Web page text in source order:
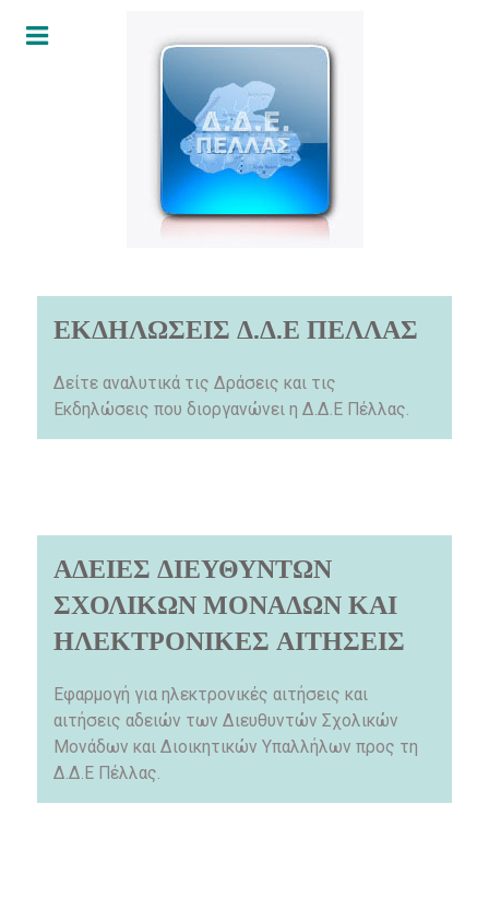
ΕΚΔΗΛΩΣΕΙΣ Δ.Δ.Ε ΠΕΛΛΑΣ
Δείτε αναλυτικά τις Δράσεις και τις
Εκδηλώσεις που διοργανώνει η Δ.Δ.Ε Πέλλας.
ΑΔΕΙΕΣ ΔΙΕΥΘΥΝΤΩΝ
ΣΧΟΛΙΚΩΝ ΜΟΝΑΔΩΝ ΚΑΙ
ΗΛΕΚΤΡΟΝΙΚΕΣ ΑΙΤΗΣΕΙΣ
Εφαρμογή για ηλεκτρονικές αιτήσεις και
αιτήσεις αδειών των Διευθυντών Σχολικών
Μονάδων και Διοικητικών Υπαλλήλων προς τη
Δ.Δ.Ε Πέλλας.